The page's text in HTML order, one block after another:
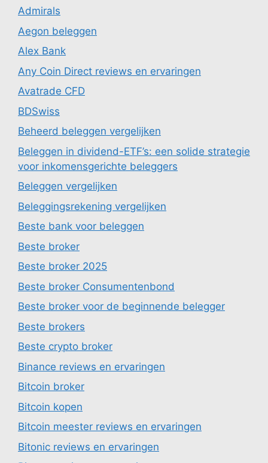
Admirals
Aegon beleggen
Alex Bank
Any Coin Direct reviews en ervaringen
Avatrade CFD
BDSwiss
Beheerd beleggen vergelijken
Beleggen in dividend-ETF’s: een solide strategie
voor inkomensgerichte beleggers
Beleggen vergelijken
Beleggingsrekening vergelijken
Beste bank voor beleggen
Beste broker
Beste broker 2025
Beste broker Consumentenbond
Beste broker voor de beginnende belegger
Beste brokers
Beste crypto broker
Binance reviews en ervaringen
Bitcoin broker
Bitcoin kopen
Bitcoin meester reviews en ervaringen
Bitonic reviews en ervaringen